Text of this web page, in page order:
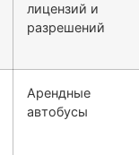
лицензий и
разрешений
Арендные
автобусы